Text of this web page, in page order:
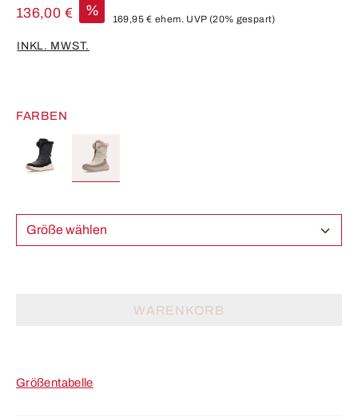
136,00 € %
169,95 € ehem. UVP (20% gespart)
INKL. MWST.
FARBEN
Größe wählen
WARENKORB
Größentabelle